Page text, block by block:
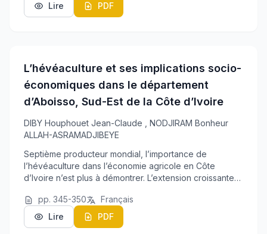
Lire
PDF
L’hévéaculture et ses implications socio-
économiques dans le département
d’Aboisso, Sud-Est de la Côte d’Ivoire
DIBY Houphouet Jean-Claude
NODJIRAM Bonheur
ALLAH-ASRAMADJIBEYE
Septième producteur mondial, l’importance de
l’hévéaculture dans l’économie agricole en Côte
d’Ivoire n’est plus à démontrer. L’extension croissante
milieu rural témoignent de l’intérêt général a...
pp. 345-350
Français
Lire
PDF